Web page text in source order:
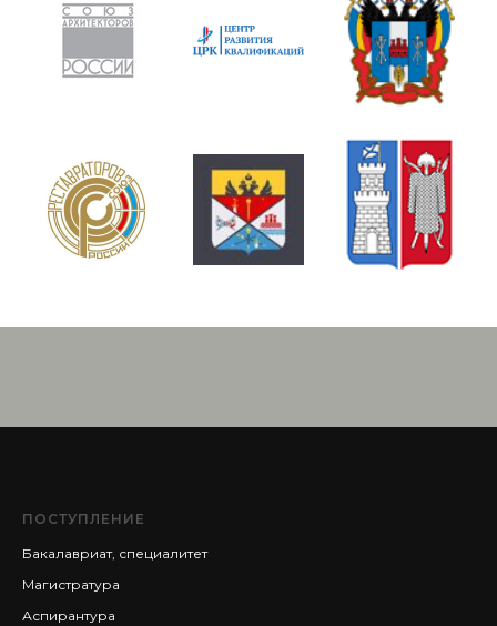
ПОСТУПЛЕНИЕ
Бакалавриат, специалитет
Магистратура
Аспирантура